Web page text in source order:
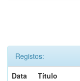
Registos:
Data
Título